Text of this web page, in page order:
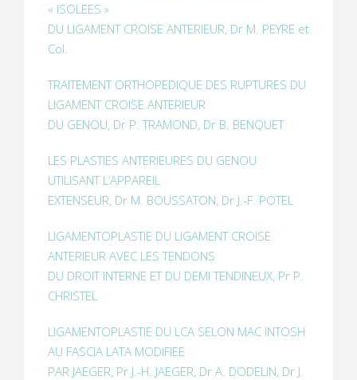
« ISOLEES »
DU LIGAMENT CROISE ANTERIEUR, Dr M. PEYRE et
Col.
TRAITEMENT ORTHOPEDIQUE DES RUPTURES DU
LIGAMENT CROISE ANTERIEUR
DU GENOU, Dr P. TRAMOND, Dr B. BENQUET
LES PLASTIES ANTERIEURES DU GENOU
UTILISANT L’APPAREIL
EXTENSEUR, Dr M. BOUSSATON, Dr J.-F. POTEL
LIGAMENTOPLASTIE DU LIGAMENT CROISE
ANTERIEUR AVEC LES TENDONS
DU DROIT INTERNE ET DU DEMI TENDINEUX, Pr P.
CHRISTEL
LIGAMENTOPLASTIE DU LCA SELON MAC INTOSH
AU FASCIA LATA MODIFIEE
PAR JAEGER, Pr J.-H. JAEGER, Dr A. DODELIN, Dr J.